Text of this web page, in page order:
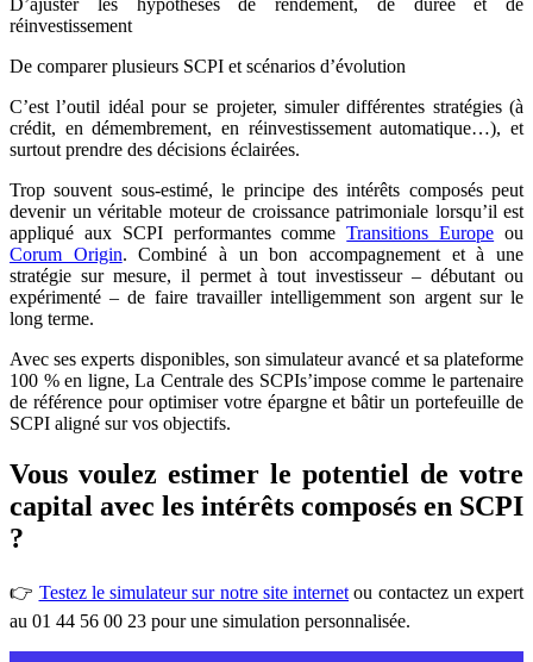
réinvestissement
De comparer plusieurs SCPI et scénarios d’évolution
C’est l’outil idéal pour se projeter, simuler différentes stratégies (à
crédit, en démembrement, en réinvestissement automatique…), et
surtout prendre des décisions éclairées.
Trop souvent sous-estimé, le principe des intérêts composés peut
devenir un véritable moteur de croissance patrimoniale lorsqu’il est
appliqué aux SCPI performantes commeTransitions Europe ou
Corum Origin. Combiné à un bon accompagnement et à une
stratégie sur mesure, il permet à tout investisseur – débutant ou
expérimenté – de faire travailler intelligemment son argent sur le
long terme.
Avec ses experts disponibles, son simulateur avancé et sa plateforme
100 % en ligne, La Centrale des SCPIs’impose comme le partenaire
de référence pour optimiser votre épargne et bâtir un portefeuille de
SCPI aligné sur vos objectifs.
Vous voulez estimer le potentiel de votre
capital avec les intérêts composés en SCPI
?
👉 Testez le simulateur sur notre site internet ou contactez un expert
au 01 44 56 00 23 pour une simulation personnalisée.